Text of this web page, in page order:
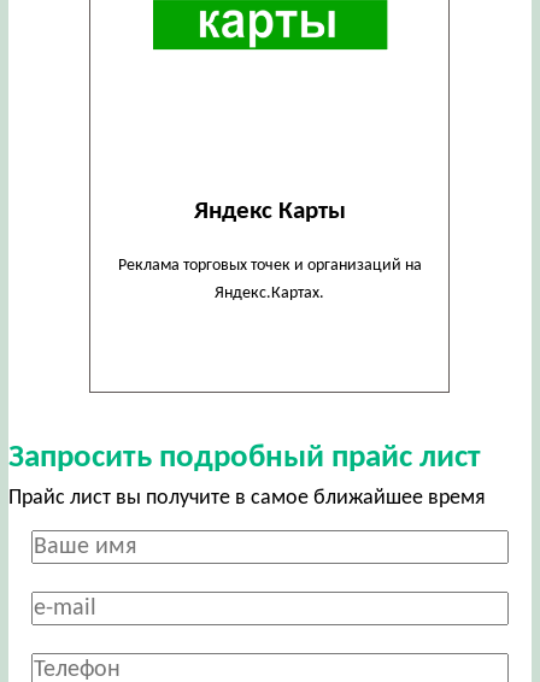
Яндекс Карты
Реклама торговых точек и организаций на
Яндекс.Картах.
Запросить подробный прайс лист
Прайс лист вы получите в самое ближайшее время